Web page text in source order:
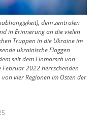
dem zentralen
in Erinnerung an die vielen
Truppen in die Ukraine im
ukrainische Flaggen
seit dem Einmarsch von
Februar 2022 herrschenden
vier Regionen im Osten der